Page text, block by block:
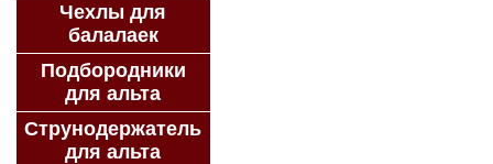
Чехлы для
балалаек
Подбородники
для альта
Струнодержатель
для альта